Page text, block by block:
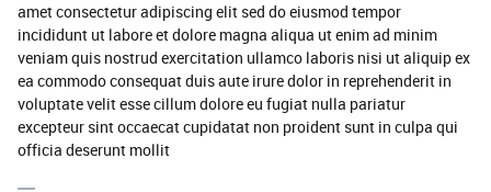
amet consectetur adipiscing elit sed do eiusmod tempor
incididunt ut labore et dolore magna aliqua ut enim ad minim
veniam quis nostrud exercitation ullamco laboris nisi ut aliquip ex
ea commodo consequat duis aute irure dolor in reprehenderit in
voluptate velit esse cillum dolore eu fugiat nulla pariatur
excepteur sint occaecat cupidatat non proident sunt in culpa qui
officia deserunt mollit